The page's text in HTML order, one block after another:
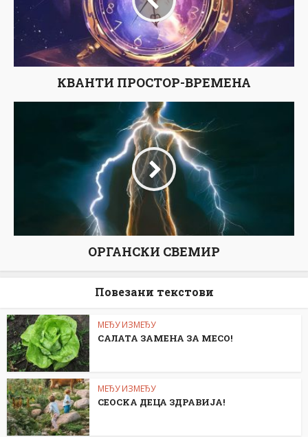
КВАНТИ ПРОСТОР-ВРЕМЕНА
ОРГАНСКИ СВЕМИР
Повезани текстови
МЕЂУ ИЗМЕЂУ
САЛАТА ЗАМЕНА ЗА МЕСО!
МЕЂУ ИЗМЕЂУ
СЕОСKА ДЕЦА ЗДРАВИЈА!